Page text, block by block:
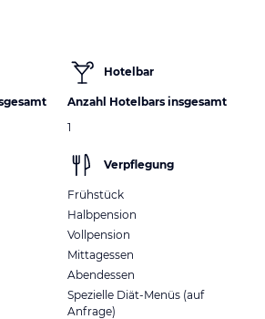
Hotelbar
Anzahl Hotelbars insgesamt
1
Verpflegung
Frühstück
Halbpension
Vollpension
Mittagessen
Abendessen
Spezielle Diät-Menüs (auf
Anfrage)